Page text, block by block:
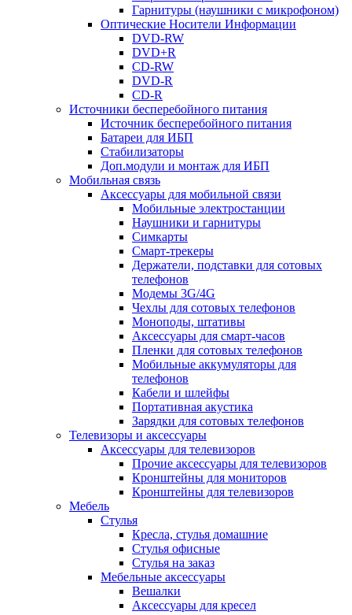
Гарнитуры (наушники с микрофоном)
Оптические Носители Информации
DVD-RW
DVD+R
CD-RW
DVD-R
CD-R
Источники бесперебойного питания
Источник бесперебойного питания
Батареи для ИБП
Стабилизаторы
Доп.модули и монтаж для ИБП
Мобильная связь
Аксессуары для мобильной связи
Мобильные электростанции
Наушники и гарнитуры
Симкарты
Смарт-трекеры
Держатели, подставки для сотовых
телефонов
Модемы 3G/4G
Чехлы для сотовых телефонов
Моноподы, штативы
Аксессуары для смарт-часов
Пленки для сотовых телефонов
Мобильные аккумуляторы для
телефонов
Кабели и шлейфы
Портативная акустика
Зарядки для сотовых телефонов
Телевизоры и аксессуары
Аксессуары для телевизоров
Прочие аксессуары для телевизоров
Кронштейны для мониторов
Кронштейны для телевизоров
Мебель
Стулья
Кресла, стулья домашние
Стулья офисные
Стулья на заказ
Мебельные аксессуары
Вешалки
Аксессуары для кресел